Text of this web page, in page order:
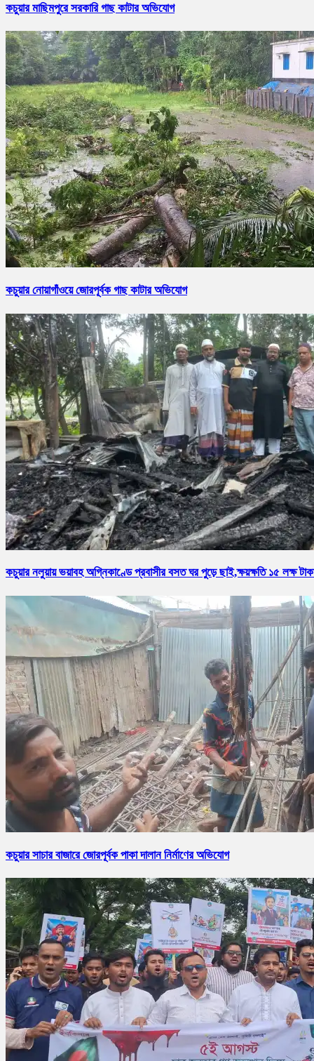
কচুয়ার মাছিমপুরে সরকারি গাছ কাটার অভিযোগ
কচুয়ার নোয়াগাঁওয়ে জোরপূর্বক গাছ কাটার অভিযোগ
কচুয়ার নলুয়ায় ভয়াবহ অগ্নিকাণ্ডে প্রবাসীর বসত ঘর পুড়ে ছাই,ক্ষয়ক্ষতি ১৫ লক্ষ
কচুয়ার সাচার বাজারে জোরপূর্বক পাকা দালান নির্মাণের অভিযোগ